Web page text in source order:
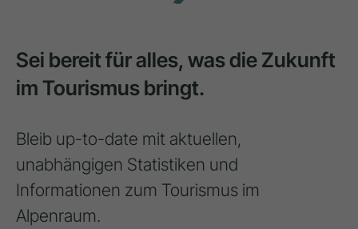
Sei bereit für alles, was die Zukunft
im Tourismus bringt.
Bleib up-to-date mit aktuellen,
unabhängigen Statistiken und
Informationen zum Tourismus im
Alpenraum.